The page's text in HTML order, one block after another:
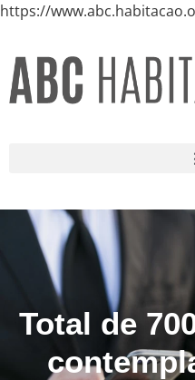
https://
Total de